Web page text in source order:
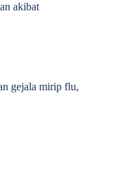
akibat
gejala mirip flu,